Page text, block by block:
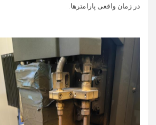
در زمان واقعی پارامترها.